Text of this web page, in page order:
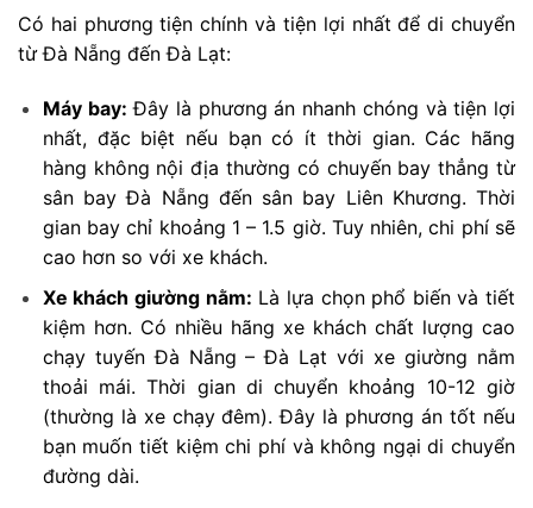
Có hai phương tiện chính và tiện lợi nhất để di chuyển
từ Đà Nẵng đến Đà Lạt:
Máy bay: Đây là phương án nhanh chóng và tiện lợi
nhất, đặc biệt nếu bạn có ít thời gian. Các hãng
hàng không nội địa thường có chuyến bay thẳng từ
sân bay Đà Nẵng đến sân bay Liên Khương. Thời
gian bay chỉ khoảng 1 – 1.5 giờ. Tuy nhiên, chi phí sẽ
cao hơn so với xe khách.
Xe khách giường nằm: Là lựa chọn phổ biến và tiết
kiệm hơn. Có nhiều hãng xe khách chất lượng cao
chạy tuyến Đà Nẵng – Đà Lạt với xe giường nằm
thoải mái. Thời gian di chuyển khoảng 10-12 giờ
(thường là xe chạy đêm). Đây là phương án tốt nếu
bạn muốn tiết kiệm chi phí và không ngại di chuyển
đường dài.